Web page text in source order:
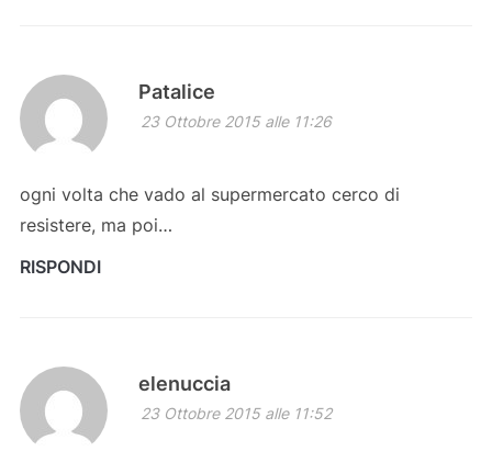
Patalice
23 Ottobre 2015 alle 11:26
ogni volta che vado al supermercato cerco di
resistere, ma poi…
RISPONDI
elenuccia
23 Ottobre 2015 alle 11:52